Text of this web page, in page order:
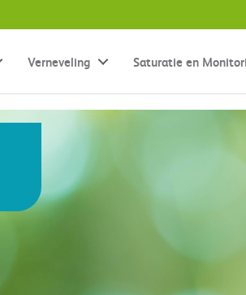
Verneveling Saturatie en